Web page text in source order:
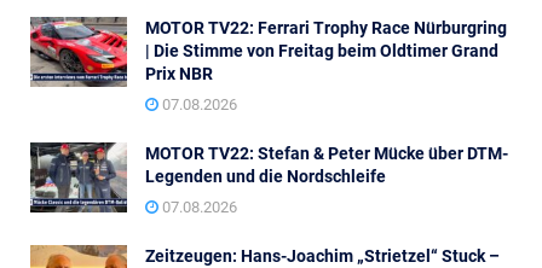
MOTOR TV22: Ferrari Trophy Race Nürburgring
| Die Stimme von Freitag beim Oldtimer Grand
Prix NBR
07.08.2026
MOTOR TV22: Stefan & Peter Mücke über DTM-
Legenden und die Nordschleife
07.08.2026
Zeitzeugen: Hans-Joachim „Strietzel“ Stuck –